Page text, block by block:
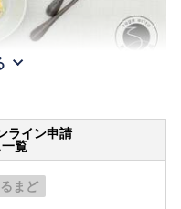
ライン申請
覧
まど